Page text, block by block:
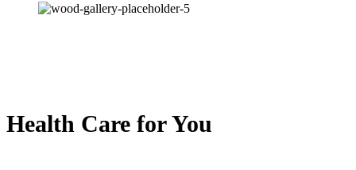
Health Care for You